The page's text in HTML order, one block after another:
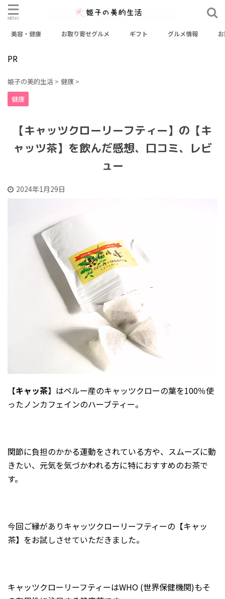
検索
カテゴリー
おせち
ファッション 美容
2026年1月
2025年12月
2025年11月
2025年10月
2025年1月
2024年8月
2024年7月
2024年6月
2024年3月
2024年2月
美容・健康 お取り寄せグルメ ギフト グルメ情報
PR
姫子の美的生活 > 健康 >
健康
【キャッツクローリーフティー】の【キ
ャッツ茶】を飲んだ感想、口コミ、レビ
ュー
2024年1月29日
【キャッ茶】はペルー産のキャッツクローの葉を100％使
ったノンカフェインのハーブティー。
関節に負担のかかる運動をされている方や、スムーズに動
きたい、元気を気づかわれる方に特におすすめのお茶で
す。
今回ご縁がありキャッツクローリーフティーの【キャッ
茶】をお試しさせていただきました。
キャッツクローリーフティーはWHO (世界保健機関)もそ